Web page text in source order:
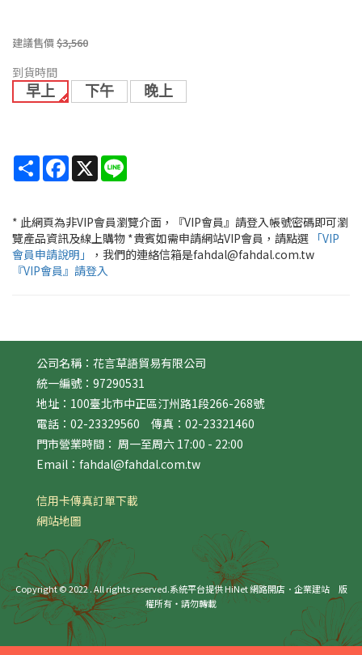
建議售價$3,560
到貨時間
早上
下午 晚上
Share Facebook
X
* 此網頁為非VIP會員瀏覽介面，『VIP會員』請登入帳號密碼即可瀏
覽產品資訊及線上購物 *貴賓如需申請網站VIP會員，請點選 「VIP
會員申請說明」
，我們的連絡信箱是fahdal@fahdal.com.tw
『VIP會員』請登入
公司名稱：花言草語貿易有限公司
統一編號：97290531
地址：100臺北市中正區汀州路1段266-268號
電話：02-23329560 傳真：02-23321460
門市營業時間： 周一至周六 17:00 - 22:00
Email：fahdal@fahdal.com.tw
信用卡傳真訂單下載
網站地圖
Copyright © 2022 . All rights reserved.系統平台提供 HiNet 網路開店．企業建站版
權所有‧請勿轉載